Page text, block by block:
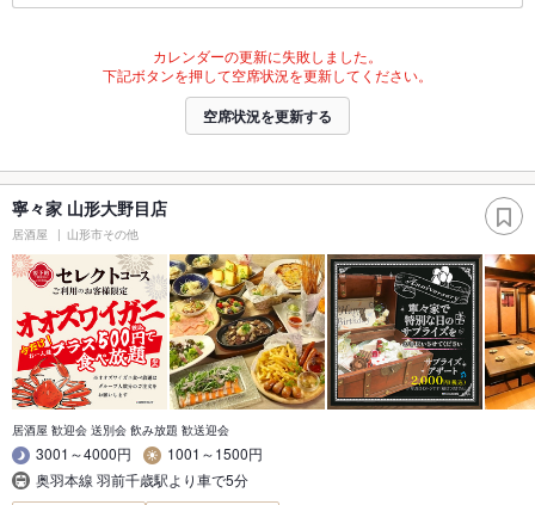
カレンダーの更新に失敗しました。
下記ボタンを押して空席状況を更新してください。
空席状況を更新する
寧々家 山形大野目店
居酒屋 山形市その他
居酒屋 歓迎会 送別会 飲み放題 歓送迎会
3001～4000円
1001～1500円
奥羽本線 羽前千歳駅より車で5分